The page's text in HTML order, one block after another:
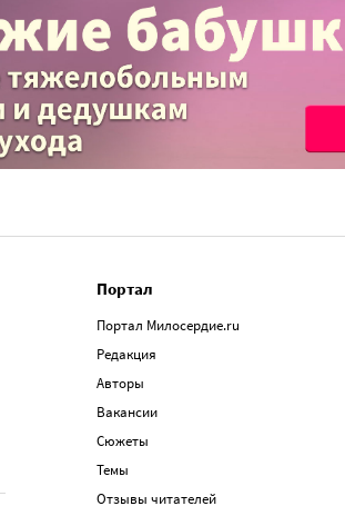
Портал
Портал Милосердие.ru
Редакция
Авторы
Вакансии
Сюжеты
Темы
Отзывы читателей